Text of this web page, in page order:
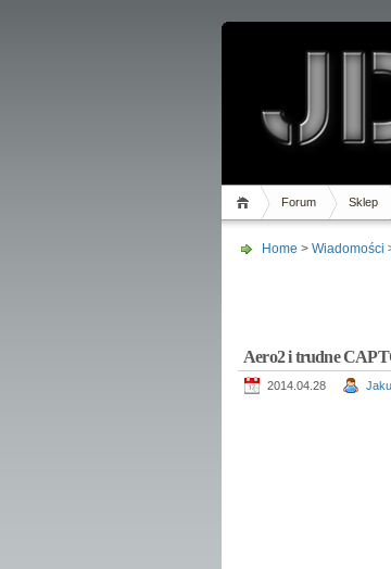
Forum Sklep
Home > Wiadomości
Aero2 i trudne
2014.04.28